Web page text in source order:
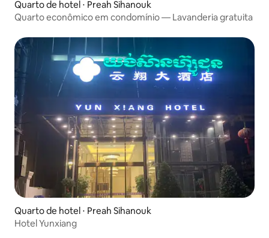
Quarto de hotel ⋅ Preah Sihanouk
Quarto econômico em condomínio — Lavanderia gratuita
Quarto de hotel ⋅ Preah Sihanouk
Hotel Yunxiang